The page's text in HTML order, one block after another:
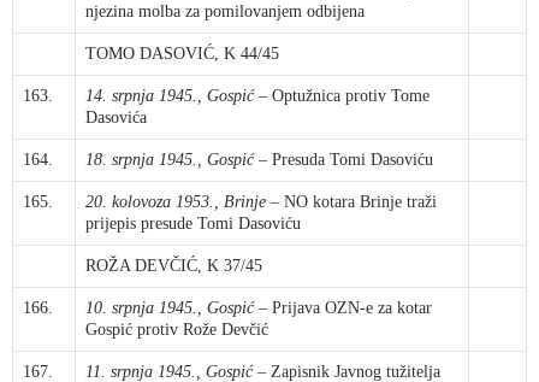
njezina molba za pomilovanjem odbijena
TOMO DASOVIĆ, K 44/45
163. 14. srpnja 1945., Gospić – Optužnica protiv Tome
Dasovića
164. 18. srpnja 1945., Gospić – Presuda Tomi Dasoviću
165. 20. kolovoza 1953., Brinje – NO kotara Brinje traži
prijepis presude Tomi Dasoviću
ROŽA DEVČIĆ, K 37/45
166. 10. srpnja 1945., Gospić – Prijava OZN-e za kotar
Gospić protiv Rože Devčić
167. 11. srpnja 1945., Gospić – Zapisnik Javnog tužitelja